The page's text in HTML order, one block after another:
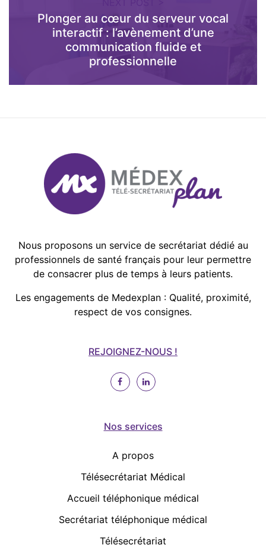
Plonger au cœur du serveur vocal
interactif : l’avènement d’une
communication fluide et
professionnelle
Nous proposons un service de secrétariat dédié au
professionnels de santé français pour leur permettre
de consacrer plus de temps à leurs patients.
Les engagements de Medexplan : Qualité, proximité,
respect de vos consignes.
REJOIGNEZ-NOUS !
Nos services
A propos
Télésecrétariat Médical
Accueil téléphonique médical
Secrétariat téléphonique médical
Télésecrétariat